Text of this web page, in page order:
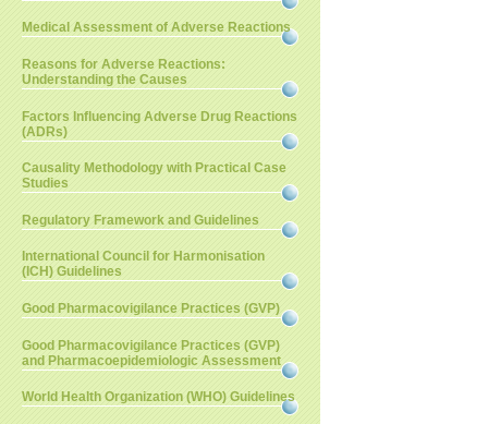
Medical Assessment of Adverse Reactions
Reasons for Adverse Reactions:
Understanding the Causes
Factors Influencing Adverse Drug Reactions
(ADRs)
Causality Methodology with Practical Case
Studies
Regulatory Framework and Guidelines
International Council for Harmonisation
(ICH) Guidelines
Good Pharmacovigilance Practices (GVP)
Good Pharmacovigilance Practices (GVP)
and Pharmacoepidemiologic Assessment
World Health Organization (WHO) Guidelines